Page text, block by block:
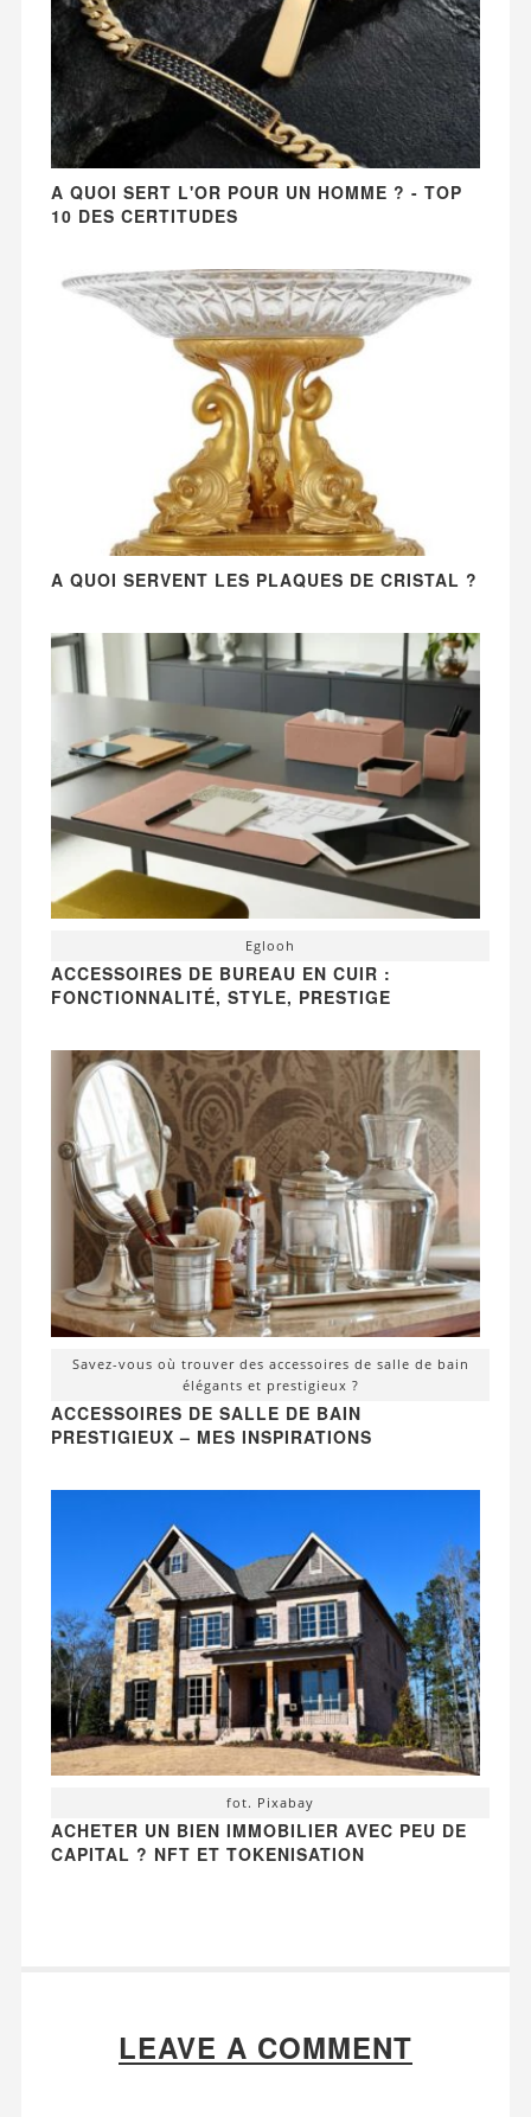
A QUOI SERT L'OR POUR UN HOMME ? - TOP
10 DES CERTITUDES
A QUOI SERVENT LES PLAQUES DE CRISTAL ?
Eglooh
ACCESSOIRES DE BUREAU EN CUIR :
FONCTIONNALITÉ, STYLE, PRESTIGE
Savez-vous où trouver des accessoires de salle de bain
élégants et prestigieux ?
ACCESSOIRES DE SALLE DE BAIN
PRESTIGIEUX – MES INSPIRATIONS
fot. Pixabay
ACHETER UN BIEN IMMOBILIER AVEC PEU DE
CAPITAL ? NFT ET TOKENISATION
LEAVE A COMMENT